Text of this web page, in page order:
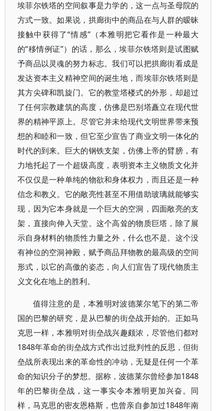
埃菲尔铁塔的空间叙事是力学的，这一点与圣母院的
方式一致。如果说，拱廊街中的商品在与人群的暧昧
接触中获得了“情感”（本雅明把它看作是一种最大
的“移情例证”）的话，那么，埃菲尔铁塔则是试图赋
予商品以灵魂的努力标志。我们可以把拱廊街看成是
发达资本主义精神空间的诞生地，而埃菲尔铁塔则是
其方尖碑和凯旋门。它的教堂塔楼式的外形，却超过
了任何宗教建筑的高度，仿佛是巴别塔矗立在现代世
界的精神平原上。尽管它并未给现代文明世界带来预
想的和睦和一致，但它至少宣告了商业文明一体化的
时代的到来。巨大的钢铁支架，仿佛上帝的臂膀，有
力地托起了一个超级高度，表明资本主义物质文化并
不仅仅是一种单纯的物欲和身体权力，而且还是一种
信念和教义。它的敞亮性甚至不用借助玻璃就能够实
现，因为它本身就是一个巨大的空洞，四面敞亮的支
架，直接向伸入天堂。这个高耸的物质巨塔，除了展
示自身材料的物质性力量之外，什么也不是。这个没
有神位的空洞神殿，赋予商品拜物教的最高级的空间
形式，以它的高傲的姿态，向人们宣告了现代物质主
义文化在地上的胜利。
值得注意的是，本雅明对波德莱尔笔下的第二帝
国的巴黎的研究，是从巴黎的街垒战开始的。正如马
克思一样，本雅明对街垒战兴趣颇浓，尽管他们都对
1848年革命的街垒战方式作出过批判性的反思，但街
垒战所表现出来的革命性的冲动，无疑是任何一个革
命的知识分子的梦想。据称，波德莱尔曾经参加1848
年的巴黎街垒战，这一事实令本雅明更加兴奋。同
样，马克思的密友恩格斯，也曾亲自参加过1848年南